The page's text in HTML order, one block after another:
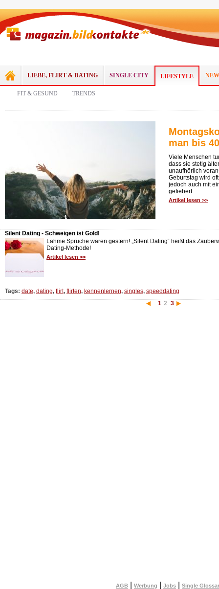
LIEBE, FLIRT & DATING SINGLE CITY LIFESTYLE
FIT & GESUND TRENDS
man bis
Viele Menschen
dass sie stetig
unaufhörlich
Geburtstag wird
jedoch auch mit
gefiebert.
Artikel lesen >>
Silent Dating - Schweigen ist Gold!
Lahme Sprüche waren gestern! „Silent Dating“ heißt das
Dating-Methode!
Artikel lesen >>
Tags: date, dating, flirt, flirten, kennenlernen, singles, speeddating
1 2 3
AGB Werbung Jobs Single Glossar